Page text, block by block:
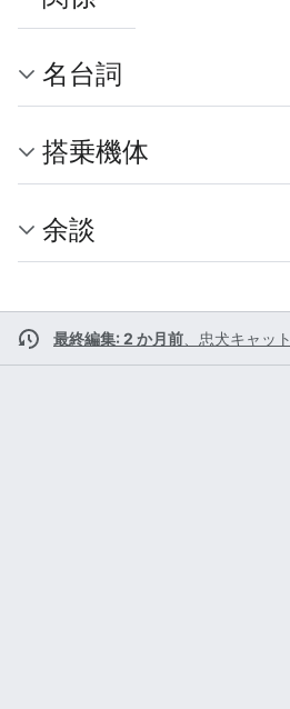
名台詞
搭乗機体
余談
最終編集: 2 か月前 忠犬キャット